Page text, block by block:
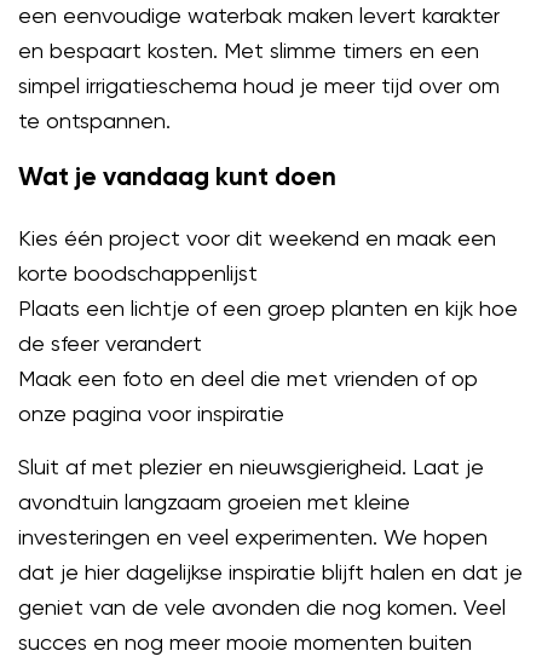
een eenvoudige waterbak maken levert karakter
en bespaart kosten. Met slimme timers en een
simpel irrigatieschema houd je meer tijd over om
te ontspannen.
Wat je vandaag kunt doen
Kies één project voor dit weekend en maak een
korte boodschappenlijst
Plaats een lichtje of een groep planten en kijk hoe
de sfeer verandert
Maak een foto en deel die met vrienden of op
onze pagina voor inspiratie
Sluit af met plezier en nieuwsgierigheid. Laat je
avondtuin langzaam groeien met kleine
investeringen en veel experimenten. We hopen
dat je hier dagelijkse inspiratie blijft halen en dat je
geniet van de vele avonden die nog komen. Veel
succes en nog meer mooie momenten buiten